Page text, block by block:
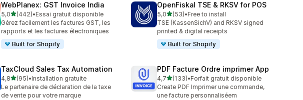
WebPlanex: GST Invoice India
5,0étoile(s) sur 5
(442)
442 avis au total
•Essai gratuit disponible
Gérez facilement les factures GST, les
rapports et les factures électroniques
Built for Shopify
OpenFiskal TSE & RKSV for POS
5,0étoile(s) sur 5
(53)
53 avis au total
•Free to install
TSE (KassenSichV) and RKSV signed
printed & digital receipts
Built for Shopify
TaxCloud Sales Tax Automation
4,8étoile(s) sur 5
(95)
95 avis au total
•Installation gratuite
Le partenaire de déclaration de la taxe
de vente pour votre marque
PDF Facture Ordre imprimer App
4,7étoile(s) sur 5
(133)
133 avis au total
•Forfait gratuit disponible
Create PDF Imprimer une commande,
une facture personnaliséem